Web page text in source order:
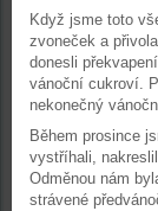
Když jsme toto
zvoneček a
donesli
vánoční cukroví.
nekonečný
Během prosince
vystříhali,
Odměnou nám
strávené